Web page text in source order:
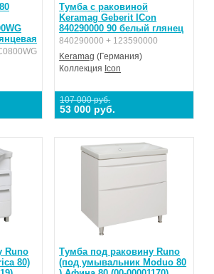
Тумба с раковиной
Keramag Geberit ICon
840290000 90 белый глянец
840290000 + 123590000
Keramag (Германия)
Коллекция Icon
107 000 руб.
53 000 руб.
Runo
80)
Тумба под раковину Runo
(под умывальник Moduo 80